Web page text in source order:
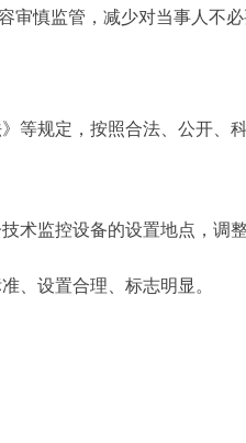
审慎监管，减少对当事人不
等规定，按照合法、公开、
术监控设备的设置地点，调
、设置合理、标志明显。